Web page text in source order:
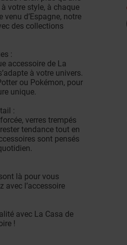
votre style, à chaque
d’Espagne, notre
des collections
:
accessoire de La
à votre univers.
ou Pokémon, pour
unique.
:
verres trempés
tendance tout en
sont pensés
là pour vous
avec l’accessoire
avec La Casa de
!